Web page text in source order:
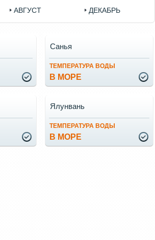
АВГУСТ
ДЕКАБРЬ
ТЕМПЕРАТУРА ВОДЫ
В МОРЕ
Санья
ТЕМПЕРАТУРА ВОДЫ
В МОРЕ
Ялунвань